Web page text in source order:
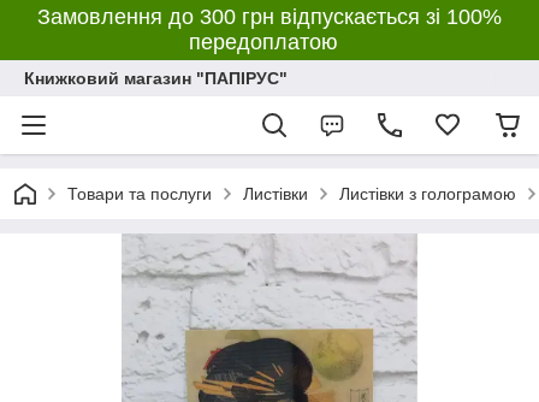
Замовлення до 300 грн відпускається зі 100%
передоплатою
Книжковий магазин "ПАПІРУС"
Товари та послуги Листівки Листівки з голограмою